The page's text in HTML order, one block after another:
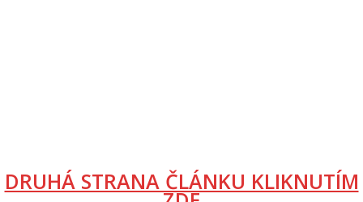
DRUHÁ STRANA ČLÁNKU KLIKNUTÍM